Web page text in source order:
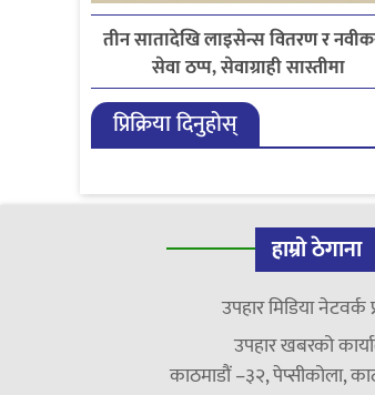
तीन सातादेखि लाइसेन्स वितरण र
सेवा ठप्प, सेवाग्राही सास्तीमा
प्रिक्रिया दिनुहोस्
हाम्रो ठेगाना
उपहार मिडिया नेटवर्क
उपहार खबरको
काठमाडौं –३२, पेप्सीकोला,